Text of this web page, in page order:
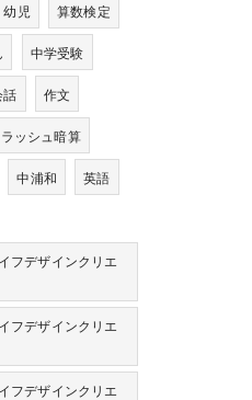
幼児 算数検定
中学受験
話 作文
ッシュ暗算
中浦和 英語
フデザインクリエ
フデザインクリエ
フデザインクリエ